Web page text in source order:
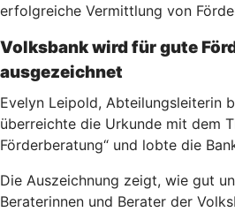
erfolgreiche Vermittlung von
Volksbank wird für gute
ausgezeichnet
Evelyn Leipold, Abteilungsleiterin
überreichte die Urkunde mit dem
Förderberatung“ und lobte die
Die Auszeichnung zeigt, wie gut
Beraterinnen und Berater der